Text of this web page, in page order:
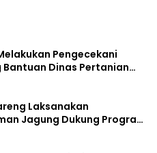
Pengecekani
Dinas Pertanian
Laksanakan
Jagung Dukung Program